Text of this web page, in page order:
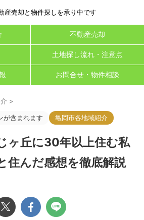
産売却と物件探しを承り中です
不動産売却
土地探し流れ・注意点
お問合せ・物件相談
>
が含まれます 亀岡市各地域紹介
ヶ丘に30年以上住む私
住んだ感想を徹底解説